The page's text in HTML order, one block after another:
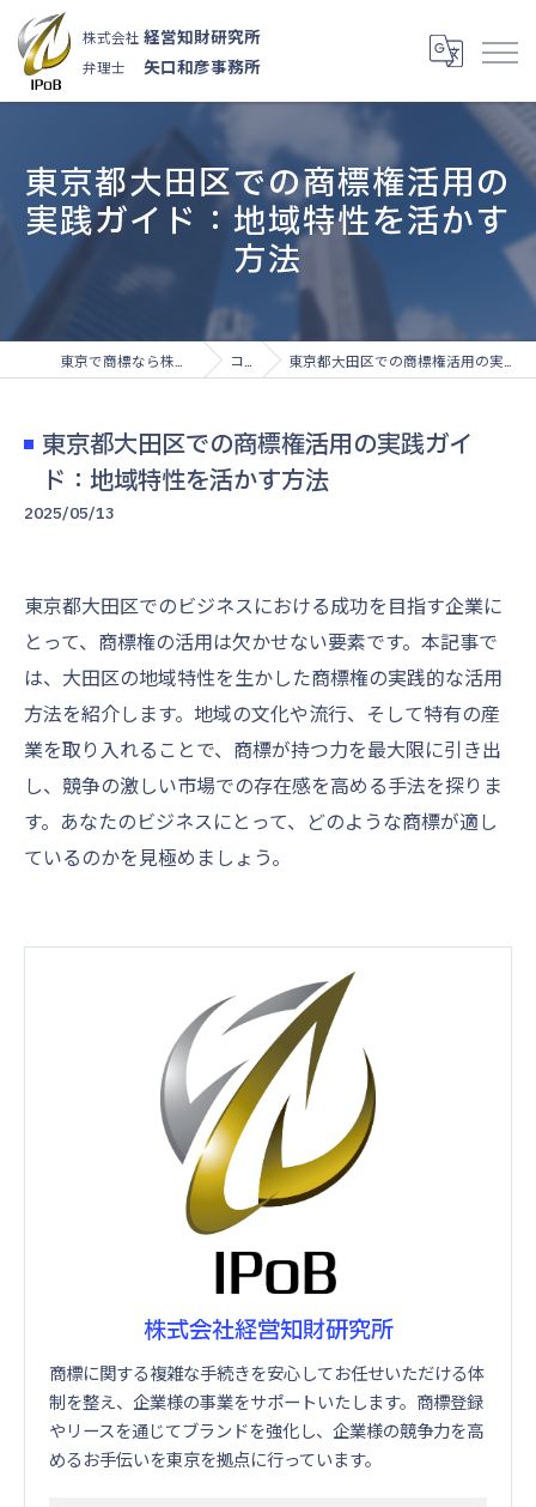
株式会社 経営知財研究所
弁理士 矢口和彦事務所
東京都大田区での商標権活用の
実践ガイド：地域特性を活かす
方法
コラム 東京都大田区での商標権活用の実践ガイド：地域特性を活かす方法
東京都大田区での商標権活用の実践ガイ
ド：地域特性を活かす方法
2025/05/13
東京都大田区でのビジネスにおける成功を目指す企業に
とって、商標権の活用は欠かせない要素です。本記事で
は、大田区の地域特性を生かした商標権の実践的な活用
方法を紹介します。地域の文化や流行、そして特有の産
業を取り入れることで、商標が持つ力を最大限に引き出
し、競争の激しい市場での存在感を高める手法を探りま
す。あなたのビジネスにとって、どのような商標が適し
ているのかを見極めましょう。
株式会社経営知財研究所
商標に関する複雑な手続きを安心してお任せいただける体
制を整え、企業様の事業をサポートいたします。商標登録
やリースを通じてブランドを強化し、企業様の競争力を高
めるお手伝いを東京を拠点に行っています。